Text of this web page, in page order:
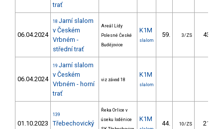
trať
06.04.2024
18 Jarní slalom
v Českém
Vrbném -
střední trať
Areál Lídy
Polesné České
Budějovice
K1M
slalom
59. 3/ZS 43.45
06.04.2024
19 Jarní slalom
v Českém
Vrbném - horní
trať
viz závod 18
K1M
slalom
01.10.2023
139
Třebechovický
Řeka Orlice v
úseku loděnice
K1M
44. 10/ZS 21.00